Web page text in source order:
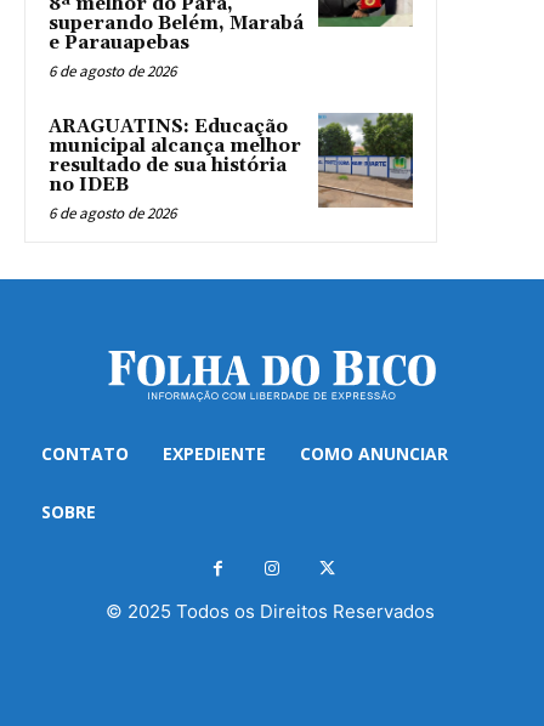
superando Belém, Marabá
e Parauapebas
6 de agosto de 2026
ARAGUATINS: Educação
municipal alcança melhor
resultado de sua história
no IDEB
6 de agosto de 2026
CONTATO EXPEDIENTE COMO ANUNCIAR
SOBRE
© 2025 Todos os Direitos Reservados